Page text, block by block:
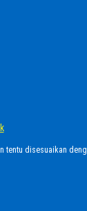
tentu disesuaikan